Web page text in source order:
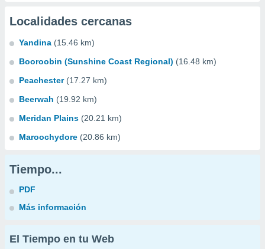
Localidades cercanas
Yandina (15.46 km)
Booroobin (Sunshine Coast Regional) (16.48 km)
Peachester (17.27 km)
Beerwah (19.92 km)
Meridan Plains (20.21 km)
Maroochydore (20.86 km)
Tiempo...
PDF
Más información
El Tiempo en tu Web